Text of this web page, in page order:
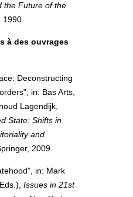
the Future of the
à des ouvrages
Deconstructing
in: Bas Arts,
Lagendijk,
State: Shifts in
and
2009.
in: Mark
Issues in 21st